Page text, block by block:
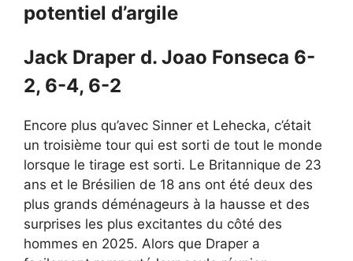
potentiel d’argile
Jack Draper d. Joao Fonseca 6-
2, 6-4, 6-2
Encore plus qu’avec Sinner et Lehecka, c’était
un troisième tour qui est sorti de tout le monde
lorsque le tirage est sorti. Le Britannique de 23
ans et le Brésilien de 18 ans ont été deux des
plus grands déménageurs à la hausse et des
surprises les plus excitantes du côté des
hommes en 2025. Alors que Draper a